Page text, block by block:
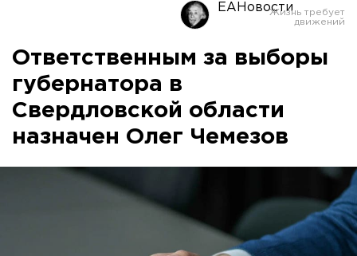
ЕАНовости
Ответственным за выборы
губернатора в
Свердловской области
назначен Олег Чемезов